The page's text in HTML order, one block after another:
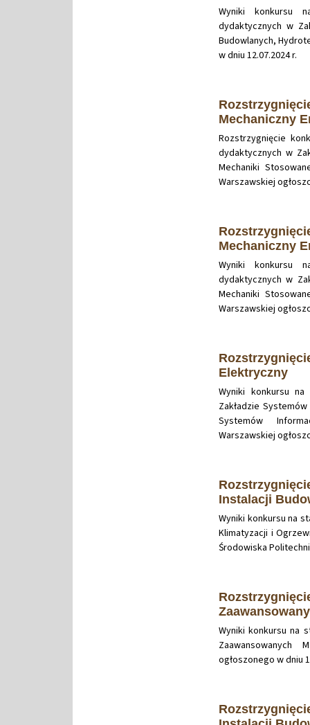
Wyniki konkursu
dydaktycznych w
Budowlanych,
w dniu 12.07.2024 r.
Mechaniczny
Rozstrzygnięcie
dydaktycznych w
Mechaniki
Warszawskiej
Mechaniczny
Wyniki konkursu
dydaktycznych w
Mechaniki
Warszawskiej
Elektryczny
Wyniki konkursu
Zakładzie
Systemów
Warszawskiej
Instalacji
Wyniki konkursu na
Klimatyzacji i
Środowiska
Wyniki konkursu na
Zaawansowanych
ogłoszonego w dniu